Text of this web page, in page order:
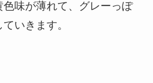
味が薄れて、グレーっぽ
いきます。